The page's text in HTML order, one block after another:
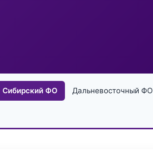
Сибирский ФО Дальневосточный ФО